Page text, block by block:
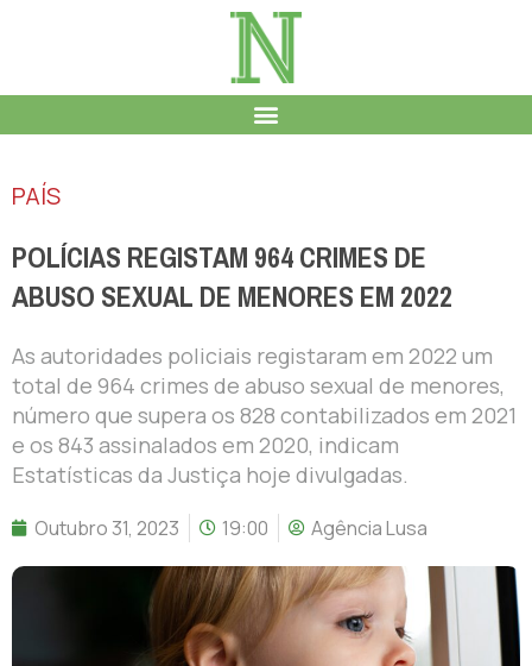
PAÍS
POLÍCIAS REGISTAM 964 CRIMES DE
ABUSO SEXUAL DE MENORES EM 2022
As autoridades policiais registaram em 2022 um
total de 964 crimes de abuso sexual de menores,
número que supera os 828 contabilizados em 2021
e os 843 assinalados em 2020, indicam
Estatísticas da Justiça hoje divulgadas.
Outubro 31, 2023 19:00 Agência Lusa